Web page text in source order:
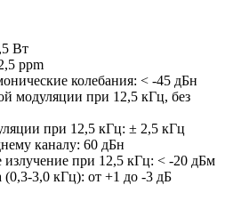
Вт
ppm
колебания: < -45 дБн
модуляции при 12,5 кГц, без
при 12,5 кГц: ± 2,5 кГц
каналу: 60 дБн
излучение при 12,5 кГц: < -20 дБм
(0,3-3,0 кГц): от +1 до -3 дБ